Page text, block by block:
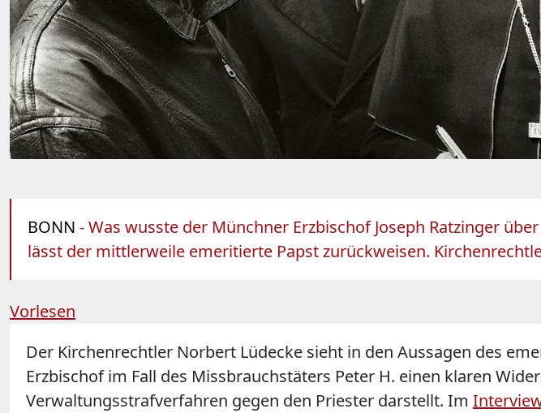
BONN - Was wusste der Münchner Erzbischof Joseph Ratzinger
lässt der mittlerweile emeritierte Papst zurückweisen.
Vorlesen
Der Kirchenrechtler Norbert Lüdecke sieht in den Aussagen des
Erzbischof im Fall des Missbrauchstäters Peter H. einen klaren
Verwaltungsstrafverfahren gegen den Priester darstellt. Im